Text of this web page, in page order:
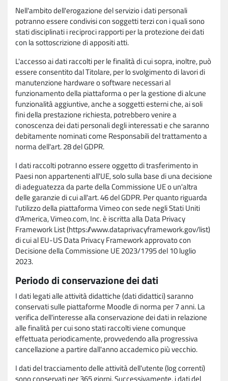
Nell'ambito dell'erogazione del servizio i dati personali
potranno essere condivisi con soggetti terzi con i quali sono
stati disciplinati i reciproci rapporti per la protezione dei dati
con la sottoscrizione di appositi atti.
L'accesso ai dati raccolti per le finalità di cui sopra, inoltre, può
essere consentito dal Titolare, per lo svolgimento di lavori di
manutenzione hardware o software necessari al
funzionamento della piattaforma o per la gestione di alcune
funzionalità aggiuntive, anche a soggetti esterni che, ai soli
fini della prestazione richiesta, potrebbero venire a
conoscenza dei dati personali degli interessati e che saranno
debitamente nominati come Responsabili del trattamento a
norma dell'art. 28 del GDPR.
I dati raccolti potranno essere oggetto di trasferimento in
Paesi non appartenenti all'UE, solo sulla base di una decisione
di adeguatezza da parte della Commissione UE o un'altra
delle garanzie di cui all'art. 46 del GDPR. Per quanto riguarda
l'utilizzo della piattaforma Vimeo con sede negli Stati Uniti
d'America, Vimeo.com, Inc. è iscritta alla Data Privacy
Framework List (https://www.dataprivacyframework.gov/list)
di cui al EU-US Data Privacy Framework approvato con
Decisione della Commissione UE 2023/1795 del 10 luglio
2023.
Periodo di conservazione dei dati
I dati legati alle attività didattiche (dati didattici) saranno
conservati sulle piattaforme Moodle di norma per 7 anni. La
verifica dell'interesse alla conservazione dei dati in relazione
alle finalità per cui sono stati raccolti viene comunque
effettuata periodicamente, provvedendo alla progressiva
cancellazione a partire dall'anno accademico più vecchio.
I dati del tracciamento delle attività dell'utente (log correnti)
sono conservati per 365 giorni. Successivamente, i dati del